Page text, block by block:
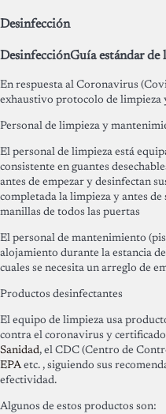
Desinfección
DesinfecciónGuía estándar de
En respuesta al Coronavirus
exhaustivo protocolo de limpieza
Personal de limpieza y
El personal de limpieza está
consistente en guantes
antes de empezar y desinfectan
completada la limpieza y antes
manillas de todos las puertas
El personal de mantenimiento
alojamiento durante la estancia
cuales se necesita un arreglo de
Productos desinfectantes
El equipo de limpieza usa
contra el coronavirus y
Sanidad, el CDC (Centro de
EPAetc. , siguiendo sus
efectividad.
Algunos de estos productos son: